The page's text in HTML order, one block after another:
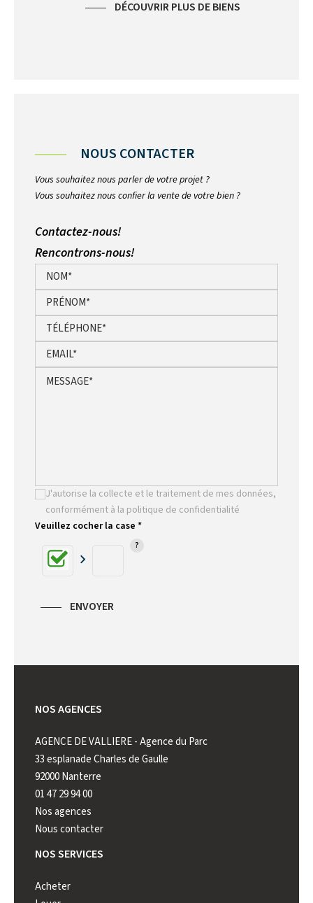
DÉCOUVRIR PLUS DE BIENS
NOUS CONTACTER
Vous souhaitez nous parler de votre projet ?
Vous souhaitez nous confier la vente de votre bien ?
Contactez-nous!
Rencontrons-nous!
J'autorise la collecte et le traitement de mes données,
conformément à la politique de confidentialité
Veuillez cocher la case *
ENVOYER
NOS AGENCES
AGENCE DE VALLIERE - Agence du Parc
33 esplanade Charles de Gaulle
92000 Nanterre
01 47 29 94 00
Nos agences
Nous contacter
NOS SERVICES
Acheter